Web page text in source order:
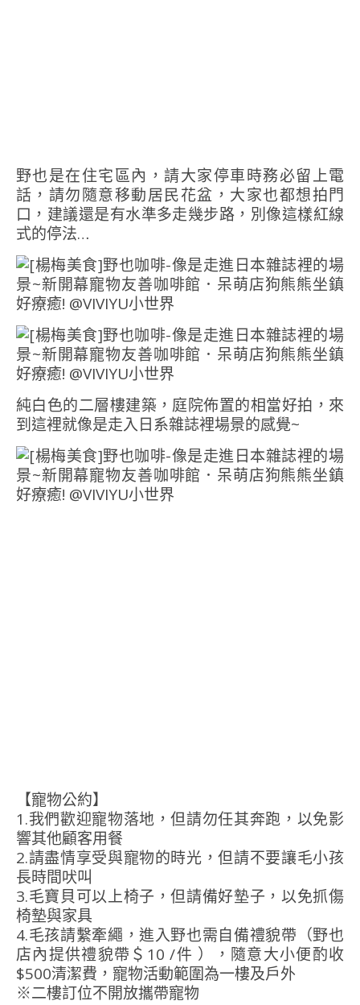
野也是在住宅區內，請大家停車時務必留上電
話，請勿隨意移動居民花盆，大家也都想拍門
口，建議還是有水準多走幾步路，別像這樣紅線
式的停法…
純白色的二層樓建築，庭院佈置的相當好拍，來
到這裡就像是走入日系雜誌裡場景的感覺~
【寵物公約】
1.我們歡迎寵物落地，但請勿任其奔跑，以免影
響其他顧客用餐
2.請盡情享受與寵物的時光，但請不要讓毛小孩
長時間吠叫
3.毛寶貝可以上椅子，但請備好墊子，以免抓傷
椅墊與家具
4.毛孩請繫牽繩，進入野也需自備禮貌帶（野也
店內提供禮貌帶＄10 /件 ），隨意大小便酌收
$500清潔費，寵物活動範圍為一樓及戶外
※二樓訂位不開放攜帶寵物